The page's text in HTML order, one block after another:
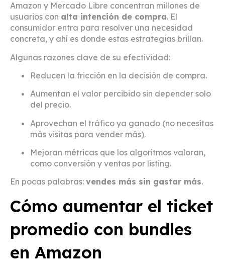
Amazon y Mercado Libre concentran millones de
usuarios con alta intención de compra. El
consumidor entra para resolver una necesidad
concreta, y ahí es donde estas estrategias brillan.
Algunas razones clave de su efectividad:
Reducen la fricción en la decisión de compra.
Aumentan el valor percibido sin depender solo
del precio.
Aprovechan el tráfico ya ganado (no necesitas
más visitas para vender más).
Mejoran métricas que los algoritmos valoran,
como conversión y ventas por listing.
En pocas palabras: vendes más sin gastar más.
Cómo aumentar el ticket
promedio con bundles
en Amazon